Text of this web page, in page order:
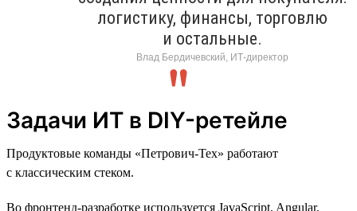
логистику, финансы, торговлю
и остальные.
Влад Бердичевский, ИТ-директор
Задачи ИТ в DIY-ретейле
Продуктовые команды «Петрович-Тех» работают
с классическим стеком.
Во фронтенд-разработке используется JavaScript, Angular,